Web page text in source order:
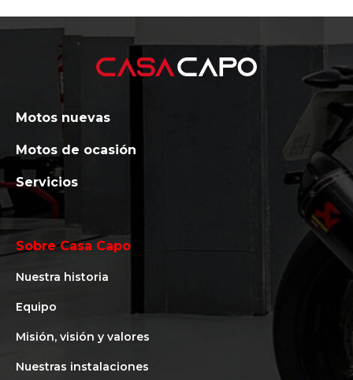
Motos nuevas
Motos de ocasión
Servicios
Sobre Casa Capo
Nuestra historia
Equipo
Misión, visión y valores
Nuestras instalaciones